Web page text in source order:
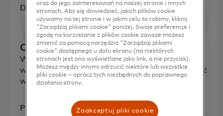
Dowiedz się więcej
Optymalizacja portfolio
Wykorzystuj analizy oparte na danych, aby
wspierać wzrost, wzmacniać przekaz i zwiększać
wydatki MŚP.
Poznaj rozwiązania
oraz do jego zainteresowań na naszej stronie i innych
stronach. Aby się dowiedzieć, jakich plików cookie
używamy na tej stronie i w jakim celu to robimy, kliknij
"Zarządzaj plikami cookie" poniżej. Swoje preferencje i
zgodę na korzystanie z plików cookie zawsze możesz
zmienić za pomocą narzędzia "Zarządzaj plikami
cookie" dostępnego u dołu ekranu (na niektórych
stronach jest ono wyświetlane jako link, a nie przycisk).
Możesz między innymi odrzucić niektóre lub wszystkie
pliki cookie – oprócz tych niezbędnych do poprawnego
działania strony.
Zaakceptuj pliki cookie